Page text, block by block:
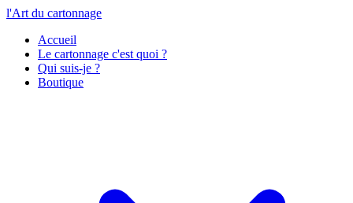
l'Art du cartonnage
Accueil
Le cartonnage c'est quoi ?
Qui suis-je ?
Boutique